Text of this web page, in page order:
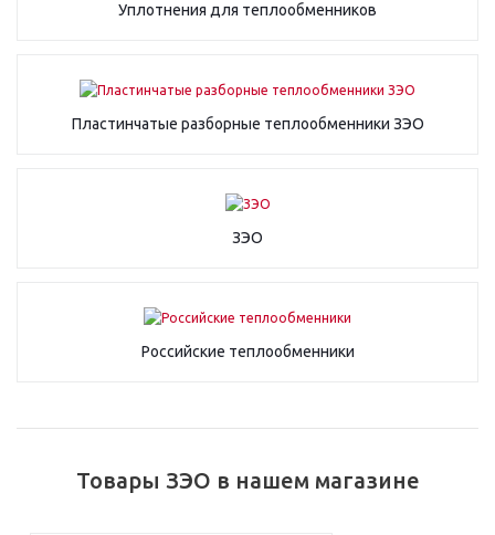
Уплотнения для теплообменников
Пластинчатые разборные теплообменники ЗЭО
ЗЭО
Российские теплообменники
Товары ЗЭО в нашем магазине